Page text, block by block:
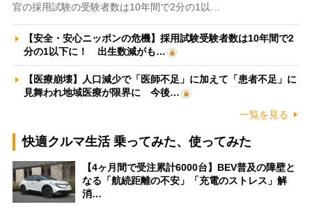
官の採用試験の受験者数は10年間で2分の1以…
【安全・安心ニッポンの危機】採用試験受験者数は10年間で2
分の1以下に！ 出生数減がも…
【医療崩壊】人口減少で「医師不足」に加えて「患者不足」に
見舞われ地域医療が限界に 今後…
一覧を見る
快適クルマ生活 乗ってみた、使ってみた
【4ヶ月間で受注累計6000台】BEV普及の障壁と
なる「航続距離の不安」「充電のストレス」解
消…